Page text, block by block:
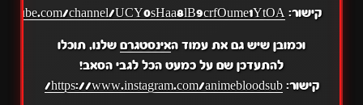
קישור: channel/UCY0sHaa8lB9crfOume1YtOA
וכמובן שיש גם את עמוד האינסטגרםשלנו, תוכלו
להתעדכן שם על כמעט הכל לגבי הסאב!
קישור:https://www.instagram.com/animebloodsub/